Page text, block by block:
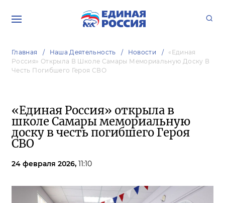
Главная Наша Деятельность Новости
«Единая
Россия» Открыла В Школе Самары Мемориальную Доску В
Честь Погибшего Героя СВО
«Единая Россия» открыла в
школе Самары мемориальную
доску в честь погибшего Героя
СВО
24 февраля 2026, 11:10